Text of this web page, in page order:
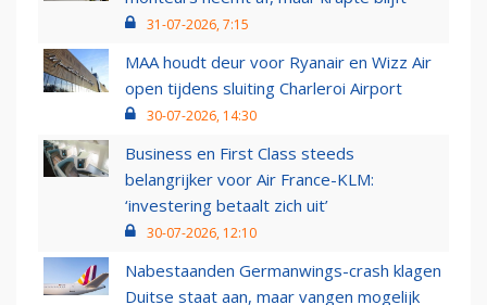
31-07-2026, 7:15
MAA houdt deur voor Ryanair en Wizz Air
open tijdens sluiting Charleroi Airport
30-07-2026, 14:30
Business en First Class steeds
belangrijker voor Air France-KLM:
‘investering betaalt zich uit’
30-07-2026, 12:10
Nabestaanden Germanwings-crash klagen
Duitse staat aan, maar vangen mogelijk